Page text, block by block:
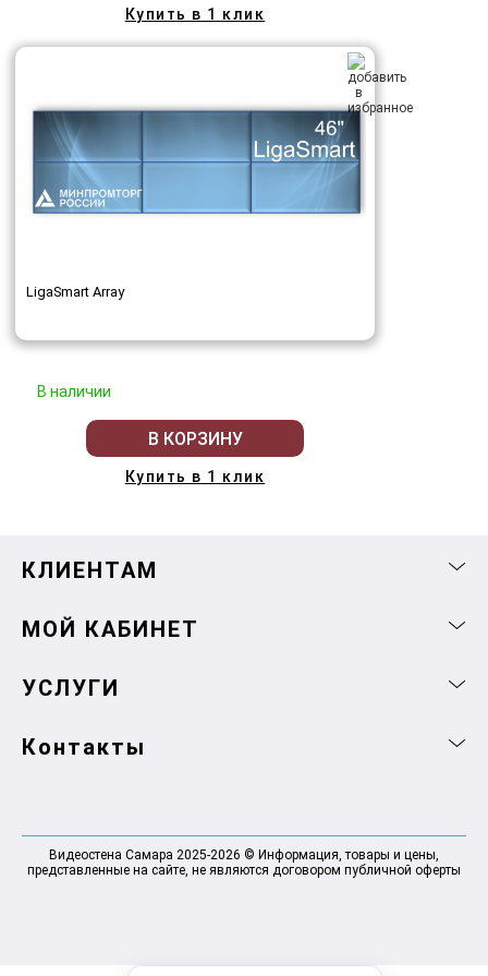
Купить в 1 клик
LigaSmart Array
В наличии
В КОРЗИНУ
Купить в 1 клик
КЛИЕНТАМ
МОЙ КАБИНЕТ
УСЛУГИ
Контакты
Видеостена Самара 2025-2026 © Информация, товары и цены,
представленные на сайте, не являются договором публичной оферты